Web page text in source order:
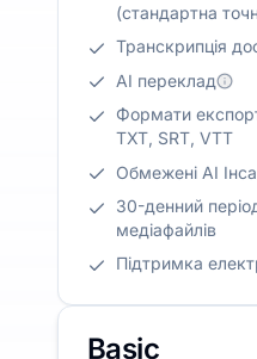
(стандартна
Транскрипція
AI переклад
Формати
TXT, SRT, VTT
Обмежені AI
30-денний
медіафайлів
Підтримка
Basic